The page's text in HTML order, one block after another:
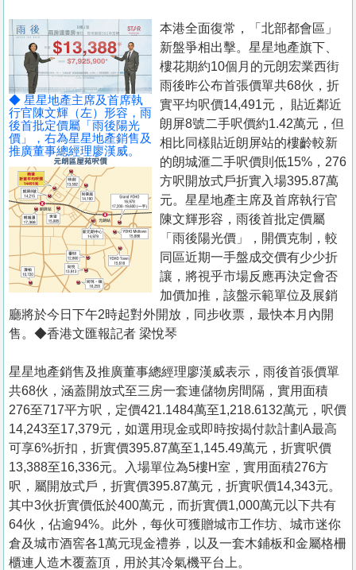
置
業
手
冊
關
於
我
們
◆ 星星地產主席及首席執
行官陳文輝（左）形容，雨
後首批定價屬「雨後陽光
價」，右為星星地產銷售及
推廣董事總經理廖漢威。
本港全面復常，「北部都會區」
新盤爭相出擊。星星地產旗下、
樓花期約10個月的元朗宏業西街
雨後昨公布首張價單共68伙，折
實平均呎價14,491元， 貼近鄰近
朗屏8號二手呎價約1.42萬元，但
相比同樣貼近朗屏站的樓齡較新
的朗城滙二手呎價則低15%，276
方呎開放式戶折實入場395.87萬
元。星星地產主席及首席執行官
陳文輝形容，雨後首批定價屬
「雨後陽光價」，開價克制，較
同區近期一手盤成交價有少少折
讓，將視乎市場反應再決定會否
加價加推，該盤示範單位及展銷
廳將於今日下午2時起對外開放，同步收票，最快本月內開
售。◆香港文匯報記者 梁悅琴
星星地產銷售及推廣董事總經理廖漢威表示，雨後首張價單
共68伙，涵蓋開放式至三房一套連儲物房間隔，實用面積
276至717平方呎，定價421.1484萬至1,218.6132萬元，呎價
14,243至17,379元，如選用現金或即時按揭付款計劃A最高
可享6%折扣，折實價395.87萬至1,145.49萬元，折實呎價
13,388至16,336元。入場單位為5樓H室，實用面積276方
呎，屬開放式戶，折實價395.87萬元，折實呎價14,343元。
其中3伙折實價低於400萬元，而折實價1,000萬元以下共有
64伙，佔逾94%。此外，每伙可獲贈城市工作坊、城市迷你
倉及城市酒窖各1萬元現金禮券，以及一套木鋪板和金屬格柵
櫃連人造木覆蓋頂，用於其冷氣機平台上。